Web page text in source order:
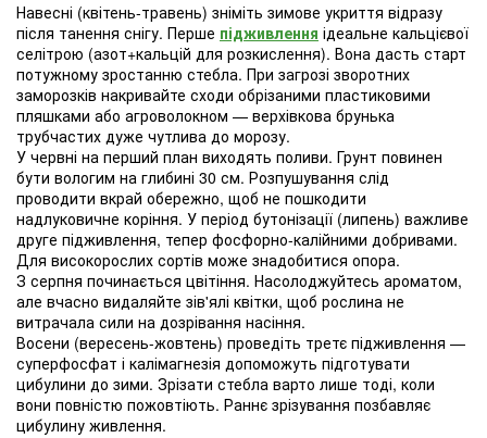
Навесні (квітень-травень) зніміть зимове укриття відразу
після танення снігу. Перше підживлення ідеальне кальцієвої
селітрою (азот+кальцій для розкислення). Вона дасть старт
потужному зростанню стебла. При загрозі зворотних
заморозків накривайте сходи обрізаними пластиковими
пляшками або агроволокном — верхівкова брунька
трубчастих дуже чутлива до морозу.
У червні на перший план виходять поливи. Грунт повинен
бути вологим на глибині 30 см. Розпушування слід
проводити вкрай обережно, щоб не пошкодити
надлуковичне коріння. У період бутонізації (липень) важливе
друге підживлення, тепер фосфорно-калійними добривами.
Для високорослих сортів може знадобитися опора.
З серпня починається цвітіння. Насолоджуйтесь ароматом,
але вчасно видаляйте зів'ялі квітки, щоб рослина не
витрачала сили на дозрівання насіння.
Восени (вересень-жовтень) проведіть третє підживлення —
суперфосфат і калімагнезія допоможуть підготувати
цибулини до зими. Зрізати стебла варто лише тоді, коли
вони повністю пожовтіють. Раннє зрізування позбавляє
цибулину живлення.